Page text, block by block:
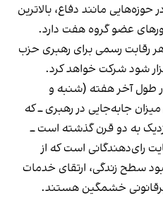
مانند دفاع، بالاترین
عضو گروه هفت دارد.
رقابت رسمی برای رهبری حزب
شود شرکت خواهد کرد.
طول آخر هفته (شنبه و
جابه‌جایی در رهبری ــ که
به دو قرن گذشته است ــ
رای‌دهندگانی است که از
سطح زندگی، ارتقای خدمات
خشمگین هستند.